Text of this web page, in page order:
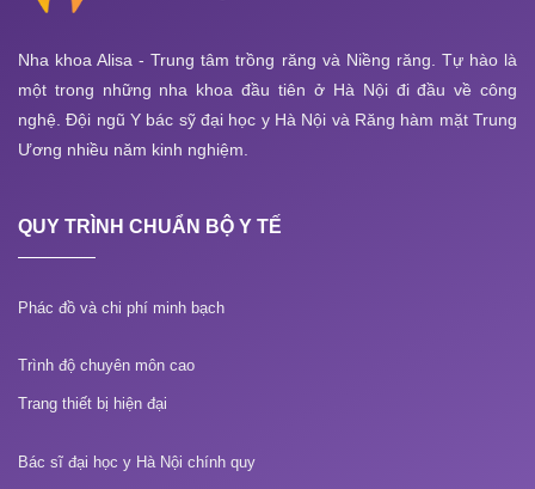
Nha khoa Alisa - Trung tâm trồng răng và Niềng răng. Tự hào là
một trong những nha khoa đầu tiên ở Hà Nội đi đầu về công
nghệ. Đội ngũ Y bác sỹ đại học y Hà Nội và Răng hàm mặt Trung
Ương nhiều năm kinh nghiệm.
QUY TRÌNH CHUẨN BỘ Y TẾ
Phác đồ và chi phí minh bạch
Trình độ chuyên môn cao
Trang thiết bị hiện đại
Bác sĩ đại học y Hà Nội chính quy